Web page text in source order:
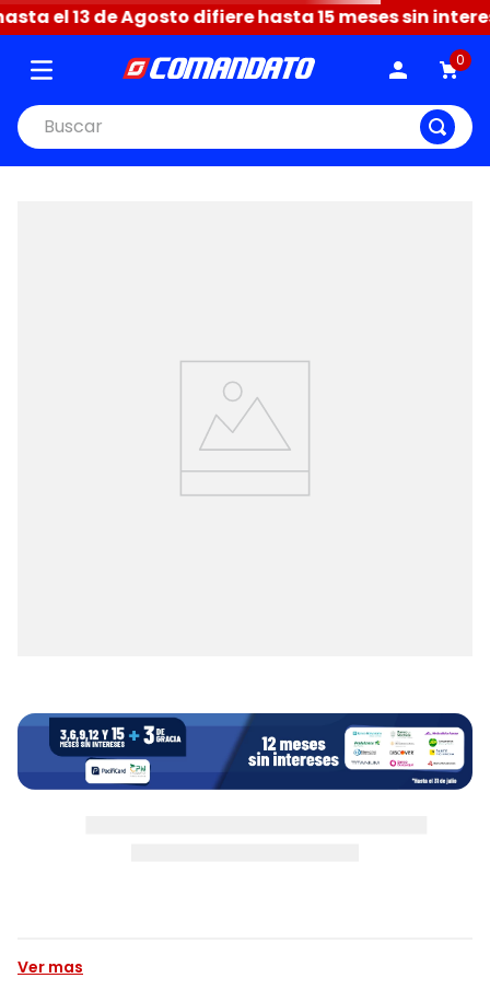
el 13 de Agosto difiere hasta 15 meses sin
0
Buscar
Ver mas